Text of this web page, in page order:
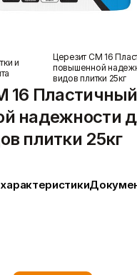
Пленки/
Пленка
Пленка ПВД
Показать больше
Профиль
Подвесы и
и
Церезит CM 16
повышенной
видов плитки 25кг
16
надежности
плитки 25кг